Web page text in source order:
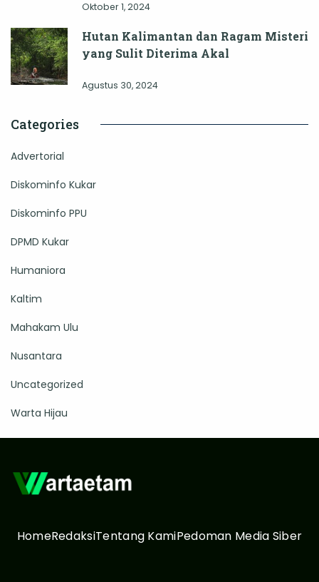
Oktober 1, 2024
Hutan Kalimantan dan Ragam Misteri
yang Sulit Diterima Akal
Agustus 30, 2024
Categories
Advertorial
Diskominfo Kukar
Diskominfo PPU
DPMD Kukar
Humaniora
Kaltim
Mahakam Ulu
Nusantara
Uncategorized
Warta Hijau
HomeRedaksiTentang KamiPedoman Media Siber